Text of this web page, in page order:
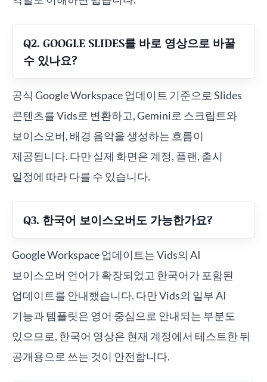
Q2. GOOGLE SLIDES를 바로 영상으로 바꿀
수 있나요?
공식 Google Workspace 업데이트 기준으로 Slides
콘텐츠를 Vids로 변환하고, Gemini로 스크립트와
보이스오버, 배경 음악을 생성하는 흐름이
제공됩니다. 다만 실제 화면은 계정, 플랜, 출시
일정에 따라 다를 수 있습니다.
Q3. 한국어 보이스오버도 가능한가요?
Google Workspace 업데이트는 Vids의 AI
보이스오버 언어가 확장되었고 한국어가 포함된
업데이트를 안내했습니다. 다만 Vids의 일부 AI
기능과 템플릿은 영어 중심으로 안내되는 부분도
있으므로, 한국어 영상은 현재 계정에서 테스트한 뒤
공개용으로 쓰는 것이 안전합니다.